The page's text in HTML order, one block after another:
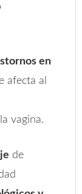
en
afecta al
vagina.
de